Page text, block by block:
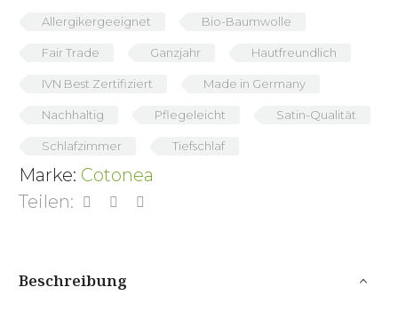
Allergikergeeignet Bio-Baumwolle
Fair Trade Ganzjahr Hautfreundlich
IVN Best Zertifiziert Made in Germany
Nachhaltig Pflegeleicht Satin-Qualität
Schlafzimmer Tiefschlaf
Marke: Cotonea
Teilen:
Beschreibung